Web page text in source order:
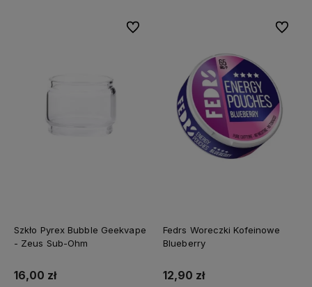
Szkło Pyrex Bubble Geekvape
- Zeus Sub-Ohm
16,00 zł
Do ulubionych
Fedrs Woreczki Kofeinowe
Blueberry
12,90 zł
Do